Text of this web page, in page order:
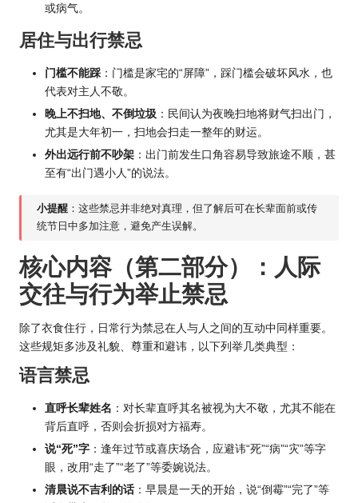
或病气。
居住与出行禁忌
门槛不能踩 ：门槛是家宅的“屏障”，踩门槛会破坏风水 ，也
代表对主人不敬。
晚上不扫地、不倒垃圾 ：民间认为夜晚扫地将财气扫出门，
尤其是大年初一，扫地会扫走一整年的财运。
外出远行前不吵架 ：出门前发生口角容易导致旅途不顺，甚
至有“出门遇小人”的说法。
小提醒 ：这些禁忌并非绝对真理，但了解后可在长辈面前或传
统节日中多加注意，避免产生误解。
核心内容（第二部分）：人际
交往与行为举止禁忌
除了衣食住行，日常行为禁忌在人与人之间的互动中同样重要。
这些规矩多涉及礼貌、尊重和避讳，以下列举几类典型：
语言禁忌
直呼长辈姓名 ：对长辈直呼其名被视为大不敬，尤其不能在
背后直呼，否则会折损对方福寿。
说“死”字 ：逢年过节或喜庆场合，应避讳“死”“病”“灾”等字
眼，改用“走了”“老了”等委婉说法。
清晨说不吉利的话：早晨是一天的开始，说“倒霉”“完了”等